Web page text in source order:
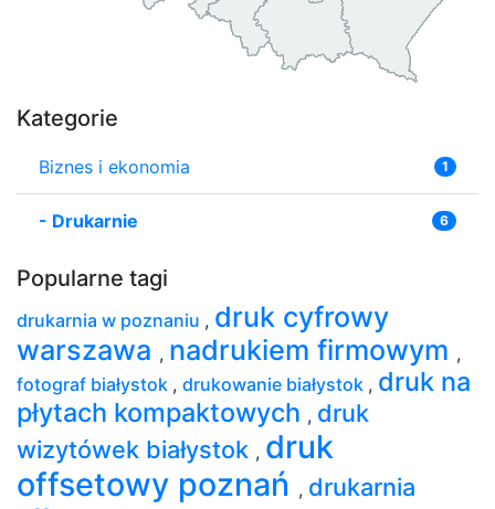
Kategorie
Biznes i ekonomia 1
- Drukarnie 6
Popularne tagi
drukarnia w poznaniu , druk cyfrowy
warszawa , nadrukiem firmowym ,
fotograf białystok , drukowanie białystok , druk na
płytach kompaktowych , druk
wizytówek białystok , druk
offsetowy poznań , drukarnia